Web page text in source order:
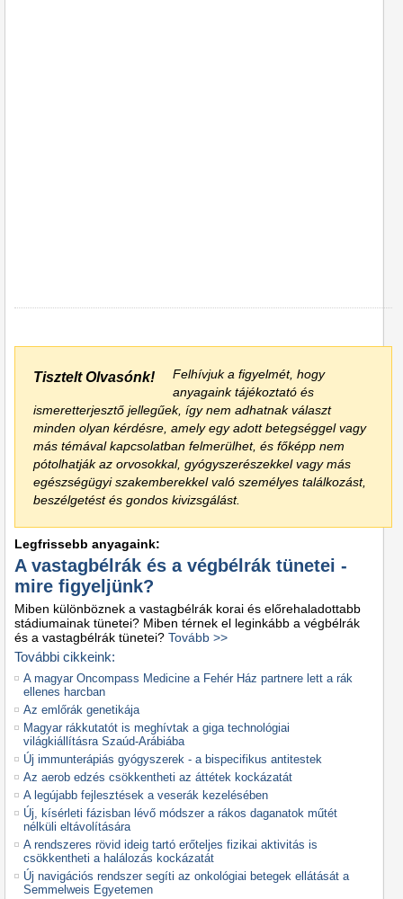
Tisztelt Olvasónk!
Felhívjuk a figyelmét, hogy
anyagaink tájékoztató és
ismeretterjesztő jellegűek, így nem adhatnak választ
minden olyan kérdésre, amely egy adott betegséggel vagy
más témával kapcsolatban felmerülhet, és főképp nem
pótolhatják az orvosokkal, gyógyszerészekkel vagy más
egészségügyi szakemberekkel való személyes találkozást,
beszélgetést és gondos kivizsgálást.
Legfrissebb anyagaink:
A vastagbélrák és a végbélrák tünetei -
mire figyeljünk?
Miben különböznek a vastagbélrák korai és előrehaladottabb
stádiumainak tünetei? Miben térnek el leginkább a végbélrák
és a vastagbélrák tünetei? Tovább >>
További cikkeink:
A magyar Oncompass Medicine a Fehér Ház partnere lett a rák
ellenes harcban
Az emlőrák genetikája
Magyar rákkutatót is meghívtak a giga technológiai
világkiállításra Szaúd-Arábiába
Új immunterápiás gyógyszerek - a bispecifikus antitestek
Az aerob edzés csökkentheti az áttétek kockázatát
A legújabb fejlesztések a veserák kezelésében
Új, kísérleti fázisban lévő módszer a rákos daganatok műtét
nélküli eltávolítására
A rendszeres rövid ideig tartó erőteljes fizikai aktivitás is
csökkentheti a halálozás kockázatát
Új navigációs rendszer segíti az onkológiai betegek ellátását a
Semmelweis Egyetemen